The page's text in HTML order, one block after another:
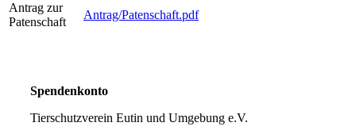
Antrag zur
Patenschaft
Antrag/Patenschaft.pdf
Spendenkonto
Tierschutzverein Eutin und Umgebung e.V.